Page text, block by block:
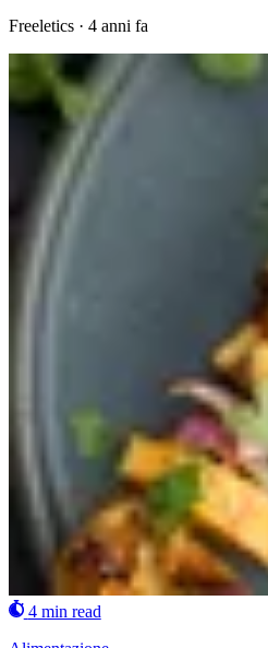
Freeletics · 4 anni fa
4 min read